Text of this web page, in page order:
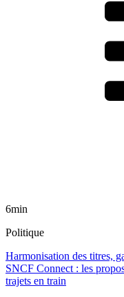
6min
Politique
Harmonisation des titres,
SNCF Connect : les
trajets en train